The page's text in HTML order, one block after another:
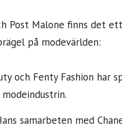
Post Malone finns det
på modevärlden:
och Fenty Fashion har
samarbeten med